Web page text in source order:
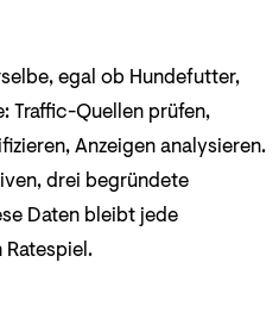
egal ob Hundefutter,
Traffic-Quellen prüfen,
Anzeigen analysieren.
drei begründete
Daten bleibt jede